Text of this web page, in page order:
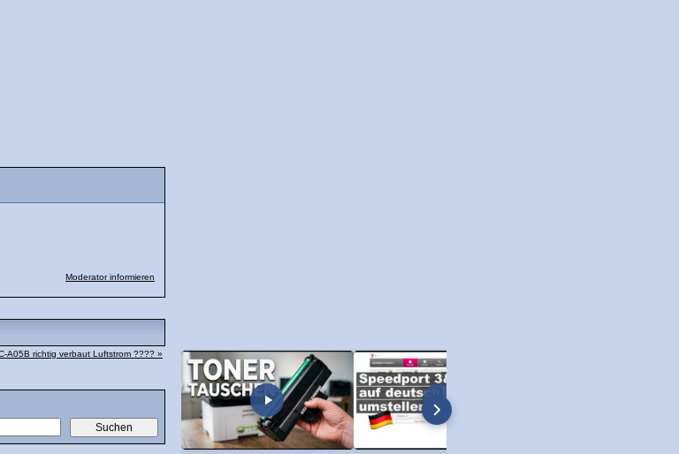
Moderator informieren
A05B richtig verbaut Luftstrom ???? »